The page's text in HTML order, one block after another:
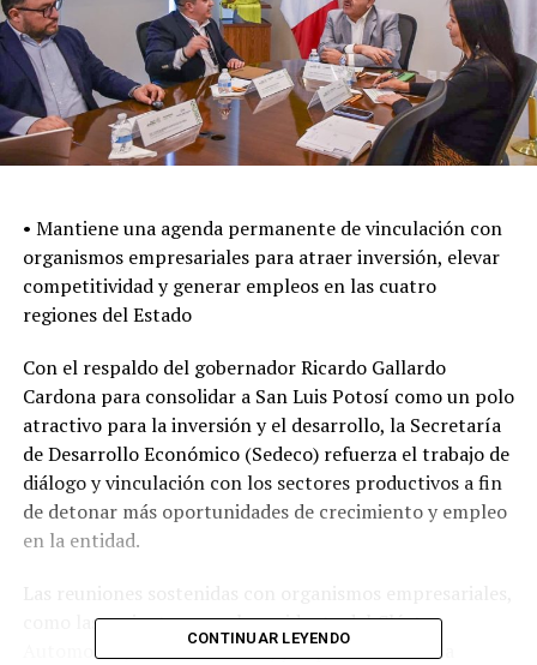
• Mantiene una agenda permanente de vinculación con
organismos empresariales para atraer inversión, elevar
competitividad y generar empleos en las cuatro
regiones del Estado
Con el respaldo del gobernador Ricardo Gallardo
Cardona para consolidar a San Luis Potosí como un polo
atractivo para la inversión y el desarrollo, la Secretaría
de Desarrollo Económico (Sedeco) refuerza el trabajo de
diálogo y vinculación con los sectores productivos a fin
de detonar más oportunidades de crecimiento y empleo
en la entidad.
Las reuniones sostenidas con organismos empresariales,
como las recientes con el presidente del Clúster
Automotriz, Alberto Rosales, y la presidenta de la
CONTINUAR LEYENDO